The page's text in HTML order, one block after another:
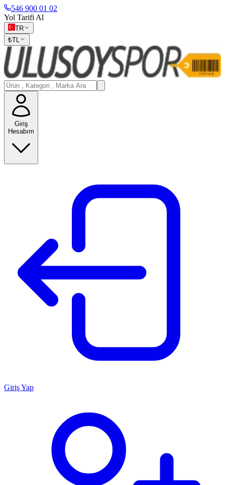
546 900 01 02
Yol Tarifi Al
TR
₺TL
Giriş
Hesabım
Giriş Yap